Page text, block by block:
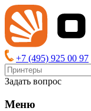
+7 (495) 925 00 97
Задать вопрос
Меню